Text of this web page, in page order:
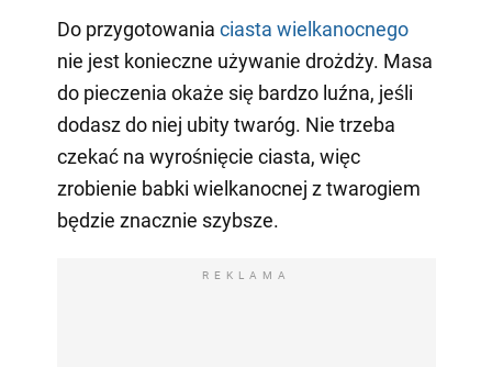
Do przygotowania ciasta wielkanocnego
nie jest konieczne używanie drożdży. Masa
do pieczenia okaże się bardzo luźna, jeśli
dodasz do niej ubity twaróg. Nie trzeba
czekać na wyrośnięcie ciasta, więc
zrobienie babki wielkanocnej z twarogiem
będzie znacznie szybsze.
REKLAMA